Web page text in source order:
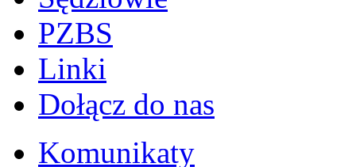
PZBS
Linki
Dołącz do nas
Komunikaty